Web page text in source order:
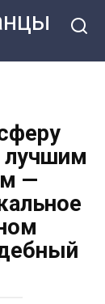
лучшим
—